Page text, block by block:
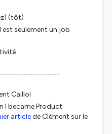
(tôt)
est seulement un job
Caillol
I became Product
articlede Clément sur le